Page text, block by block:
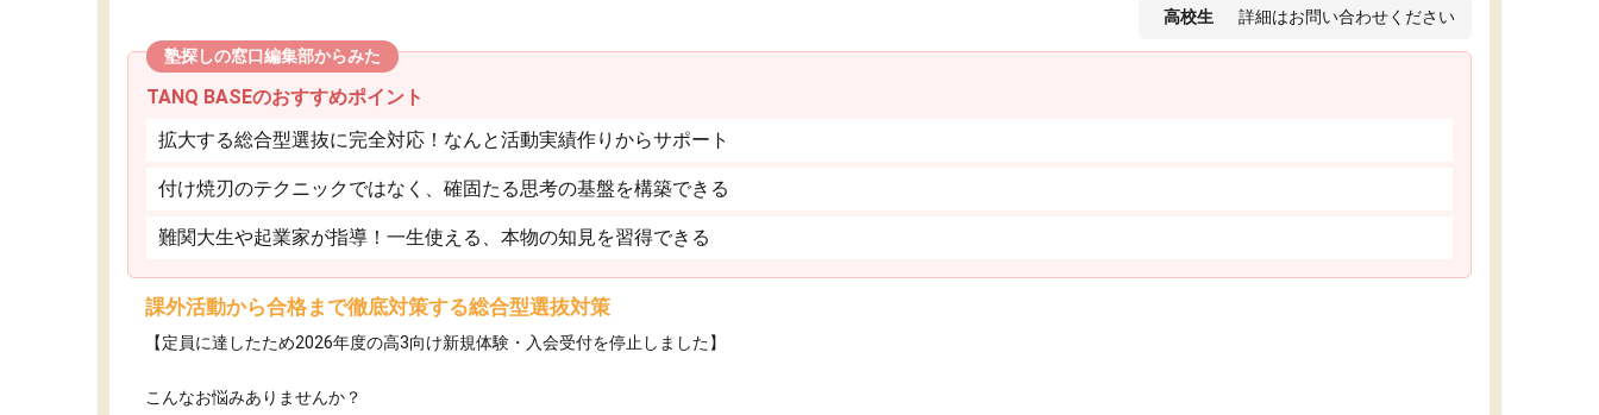
高校生 詳細はお問い合わせください
塾探しの窓口編集部からみた
TANQ BASEのおすすめポイント
拡大する総合型選抜に完全対応！なんと活動実績作りからサポート
付け焼刃のテクニックではなく、確固たる思考の基盤を構築できる
難関大生や起業家が指導！一生使える、本物の知見を習得できる
課外活動から合格まで徹底対策する総合型選抜対策
【定員に達したため2026年度の高3向け新規体験・入会受付を停止しました】
こんなお悩みありませんか？